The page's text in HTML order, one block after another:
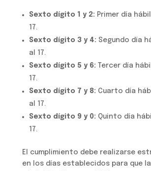
Sexto dígito 1 y 2: Primer día
17.
Sexto dígito 3 y 4: Segundo día
al 17.
Sexto dígito 5 y 6: Tercer día
17.
Sexto dígito 7 y 8: Cuarto día
al 17.
Sexto dígito 9 y 0: Quinto día
17.
El cumplimiento debe realizarse
en los días establecidos para que